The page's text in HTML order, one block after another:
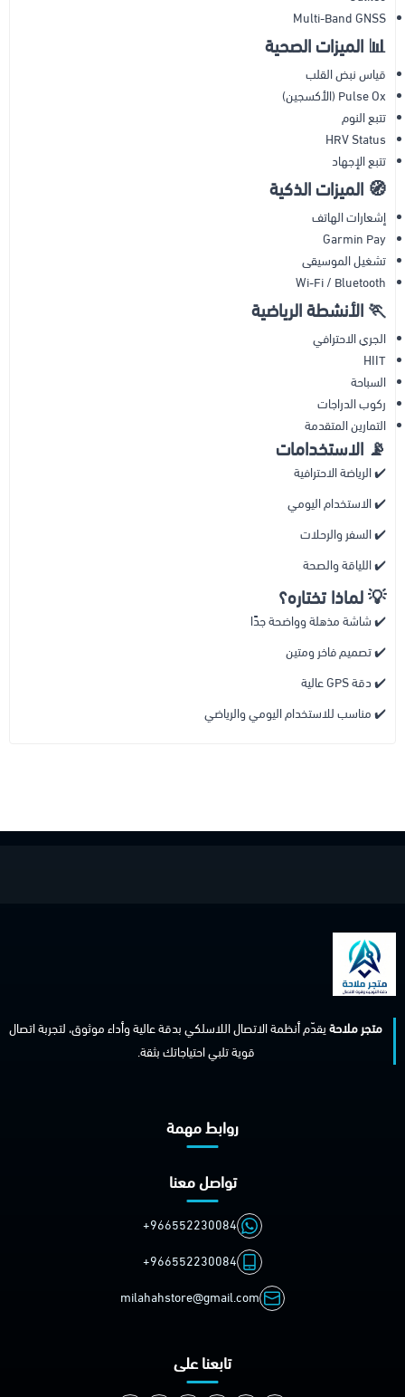
Multi-Band GNSS
📊 الميزات الصحية
قياس نبض القلب
Pulse Ox (الأكسجين)
تتبع النوم
HRV Status
تتبع الإجهاد
🧭 الميزات الذكية
إشعارات الهاتف
Garmin Pay
تشغيل الموسيقى
Wi-Fi / Bluetooth
🏃 الأنشطة الرياضية
الجري الاحترافي
HIIT
السباحة
ركوب الدراجات
التمارين المتقدمة
📡 الاستخدامات
✔️ الرياضة الاحترافية
✔️ الاستخدام اليومي
✔️ السفر والرحلات
✔️ اللياقة والصحة
💡لماذا تختاره؟
✔️ شاشة مذهلة وواضحة جدًا
✔️ تصميم فاخر ومتين
✔️ دقة GPS عالية
✔️ مناسب للاستخدام اليومي والرياضي
متجر ملاحةيقدّم أنظمة الاتصال اللاسلكي بدقة عالية وأداء موثوق، لتجربة اتصال
قوية تلبي احتياجاتك بثقة.
روابط مهمة
تواصل معنا
+966552230084
+966552230084
milahahstore@gmail.com
تابعنا على